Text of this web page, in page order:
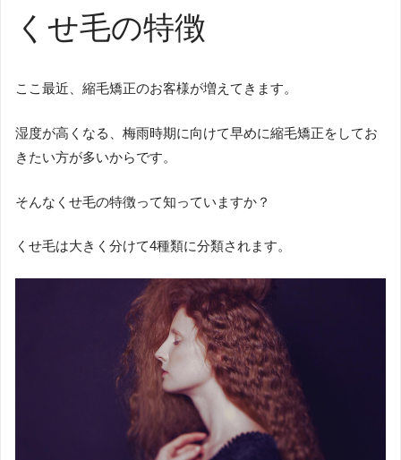
くせ毛の特徴
ここ最近、縮毛矯正のお客様が増えてきます。
湿度が高くなる、梅雨時期に向けて早めに縮毛矯正をしてお
きたい方が多いからです。
そんなくせ毛の特徴って知っていますか？
くせ毛は大きく分けて4種類に分類されます。